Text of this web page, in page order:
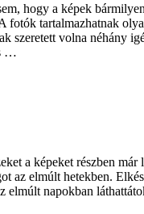
hogy a képek
tartalmazhatnak
volna néhány
…
a képeket részben
az elmúlt hetekben.
napokban